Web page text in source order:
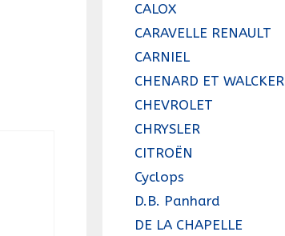
CALOX
CARAVELLE RENAULT
CARNIEL
CHENARD ET WALCKER
CHEVROLET
CHRYSLER
CITROËN
Cyclops
D.B. Panhard
DE LA CHAPELLE